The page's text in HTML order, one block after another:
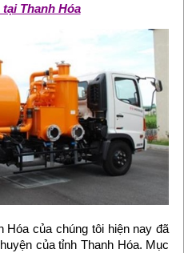
Thanh Hóa
Hóa của chúng tôi hiện nay đã
của tỉnh Thanh Hóa. Mục